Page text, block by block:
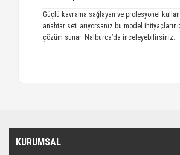
Güçlü kavrama sağlayan ve profesyonel
anahtar seti arıyorsanız bu model
çözüm sunar. Nalburca’da inceleyebilirsiniz.
KURUMSAL